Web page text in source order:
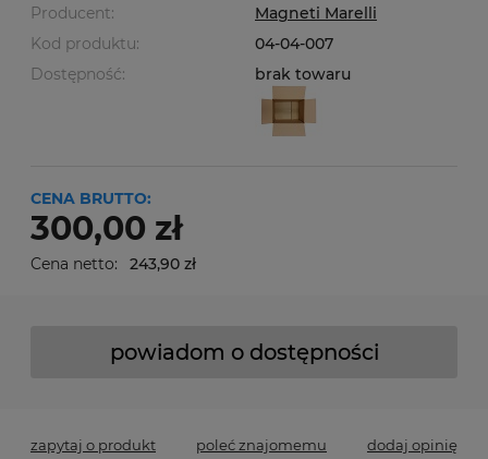
Producent:
Magneti Marelli
Kod produktu:
04-04-007
Dostępność:
brak towaru
CENA BRUTTO:
300,00 zł
Cena netto: 243,90 zł
powiadom o dostępności
zapytaj o produkt poleć znajomemu
dodaj opinię